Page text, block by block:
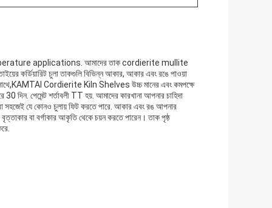
applications. আমাদের তাক cordierite mullite
কর্ডিয়ারিট চুলা তাকগুলি বিভিন্ন আকার, আকার এবং রঙে পাওয়া
সাথে,KAMTAI Cordierite Kiln Shelves উচ্চ মানের এবং কমপক্ষে
দিন. পেমেন্ট শর্তাবলী TT হয়. আমাদের কারখানা আপনার চাহিদা
সহজেই যে কোনও চুলায় ফিট করতে পারে. আকার এবং রঙ আপনার
বা বর্গাকার আকৃতি থেকে চয়ন করতে পারেন। তাক পৃষ্ঠ